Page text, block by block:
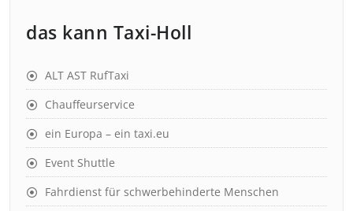
das kann Taxi-Holl
ALT AST RufTaxi
Chauffeurservice
ein Europa – ein taxi.eu
Event Shuttle
Fahrdienst für schwerbehinderte Menschen